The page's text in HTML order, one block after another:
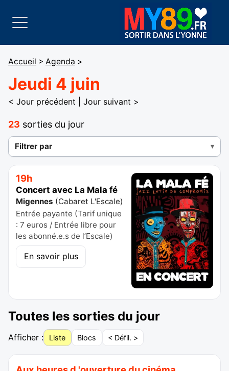
Accueil > Agenda >
Jeudi 4 juin
< Jour précédent Jour suivant >
23 sorties du jour
Filtrer par
19h
Concert avec La Mala fé
Migennes (Cabaret L'Escale)
Entrée payante (Tarif unique
: 7 euros / Entrée libre pour
les abonné.e.s de l’Escale)
En savoir plus
Toutes les sorties du jour
Afficher : Liste Blocs < Défil. >